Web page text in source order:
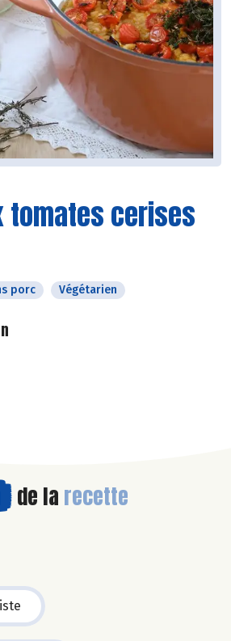
tomates cerises
porc Végétarien
de la recette